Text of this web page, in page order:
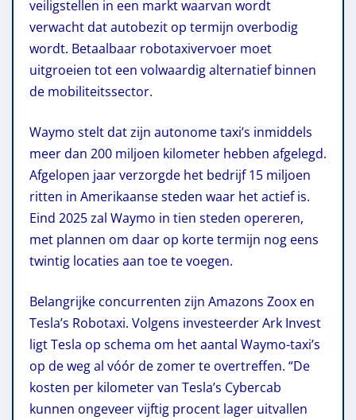
veiligstellen in een markt waarvan wordt
verwacht dat autobezit op termijn overbodig
wordt. Betaalbaar robotaxivervoer moet
uitgroeien tot een volwaardig alternatief binnen
de mobiliteitssector.
Waymo stelt dat zijn autonome taxi’s inmiddels
meer dan 200 miljoen kilometer hebben afgelegd.
Afgelopen jaar verzorgde het bedrijf 15 miljoen
ritten in Amerikaanse steden waar het actief is.
Eind 2025 zal Waymo in tien steden opereren,
met plannen om daar op korte termijn nog eens
twintig locaties aan toe te voegen.
Belangrijke concurrenten zijn Amazons Zoox en
Tesla’s Robotaxi. Volgens investeerder Ark Invest
ligt Tesla op schema om het aantal Waymo-taxi’s
op de weg al vóór de zomer te overtreffen. “De
kosten per kilometer van Tesla’s Cybercab
kunnen ongeveer vijftig procent lager uitvallen